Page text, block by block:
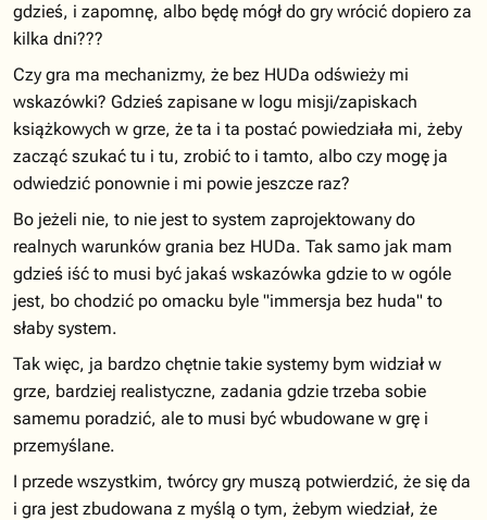
gdzieś, i zapomnę, albo będę mógł do gry wrócić dopiero za
kilka dni???
Czy gra ma mechanizmy, że bez HUDa odświeży mi
wskazówki? Gdzieś zapisane w logu misji/zapiskach
książkowych w grze, że ta i ta postać powiedziała mi, żeby
zacząć szukać tu i tu, zrobić to i tamto, albo czy mogę ja
odwiedzić ponownie i mi powie jeszcze raz?
Bo jeżeli nie, to nie jest to system zaprojektowany do
realnych warunków grania bez HUDa. Tak samo jak mam
gdzieś iść to musi być jakaś wskazówka gdzie to w ogóle
jest, bo chodzić po omacku byle "immersja bez huda" to
słaby system.
Tak więc, ja bardzo chętnie takie systemy bym widział w
grze, bardziej realistyczne, zadania gdzie trzeba sobie
samemu poradzić, ale to musi być wbudowane w grę i
przemyślane.
I przede wszystkim, twórcy gry muszą potwierdzić, że się da
i gra jest zbudowana z myślą o tym, żebym wiedział, że